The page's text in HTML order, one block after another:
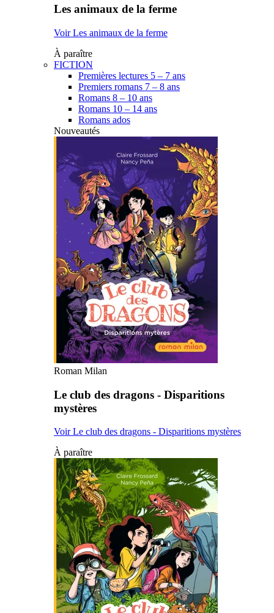
Les animaux de la ferme
Voir Les animaux de la ferme
À paraître
FICTION
Premières lectures 5 – 7 ans
Premiers romans 7 – 8 ans
Romans 8 – 10 ans
Romans 10 – 14 ans
Romans ados
Nouveautés
Roman Milan
Le club des dragons - Disparitions
mystères
Voir Le club des dragons - Disparitions mystères
À paraître